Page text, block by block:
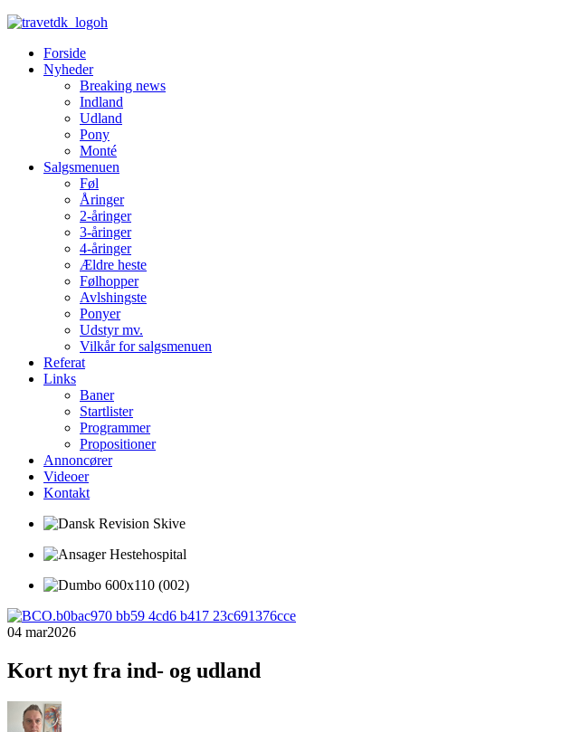
Forside
Nyheder
Breaking news
Indland
Udland
Pony
Monté
Salgsmenuen
Føl
Åringer
2-åringer
3-åringer
4-åringer
Ældre heste
Følhopper
Avlshingste
Ponyer
Udstyr mv.
Vilkår for salgsmenuen
Referat
Links
Baner
Startlister
Programmer
Propositioner
Annoncører
Videoer
Kontakt
04 mar2026
Kort nyt fra ind- og udland